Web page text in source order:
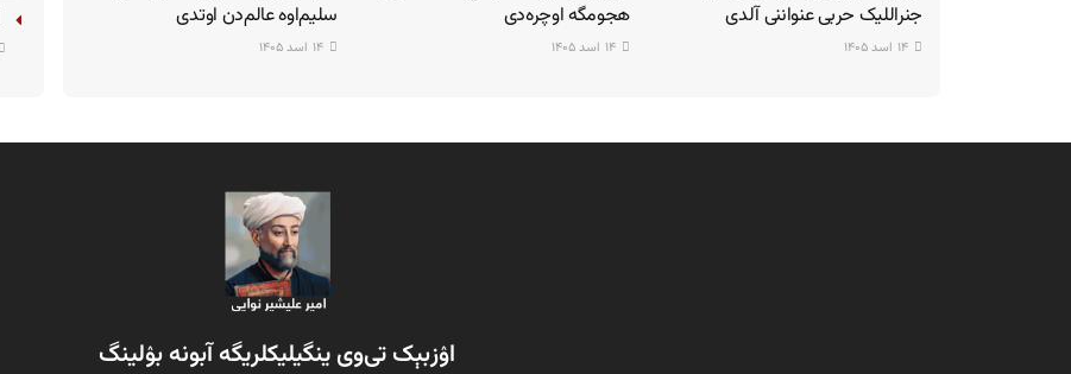
جنراللیک حربی عنواننی آلدی‌
۱۴ اسد ۱۴۰۵
هجومگه اوچره‌دی
۱۴ اسد ۱۴۰۵
سلیم‌اوه عالم‌دن اوتدی
۱۴ اسد ۱۴۰۵
اۉزبېک تی‌وی ینگیلیکلریگه آبونه بۉلینگ